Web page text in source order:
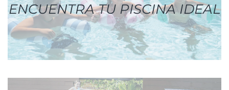
ENCUENTRA TU PISCINA IDEAL